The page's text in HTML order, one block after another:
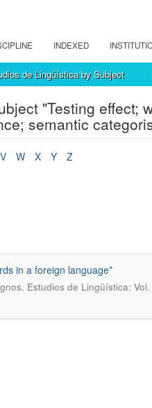
INDEXED
de Lingüística by Subject
"Testing effect;
semantic
V W X Y
Z
in a foreign language*
Estudios de Lingüística;